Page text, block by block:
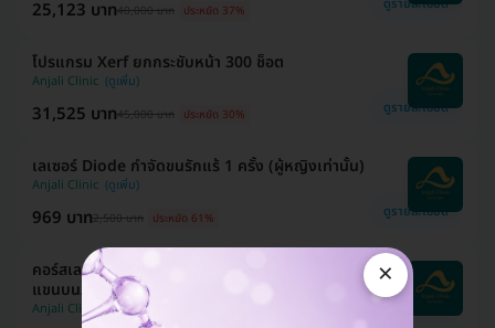
25,123 บาท40,000 บาท ประหยัด 37% ดูรายละเอียด
โปรแกรม Xerf ยกกระชับหน้า 300 ช็อต
Anjali Clinic
31,525 บาท45,000 บาท ประหยัด 30% ดูรายละเอียด
เลเซอร์ Diode กำจัดขนรักแร้ 1 ครั้ง (ผู้หญิงเท่านั้น)
Anjali Clinic
969 บาท2,500 บาท ประหยัด 61% ดูรายละเอียด
คอร์สเลเซอร์ Diode กำจัดขน 12 ครั้ง (เลือก 1 จุด
แขนบน/ล่าง) (ผู้หญิงเท่านั้น)
Anjali Clinic
×